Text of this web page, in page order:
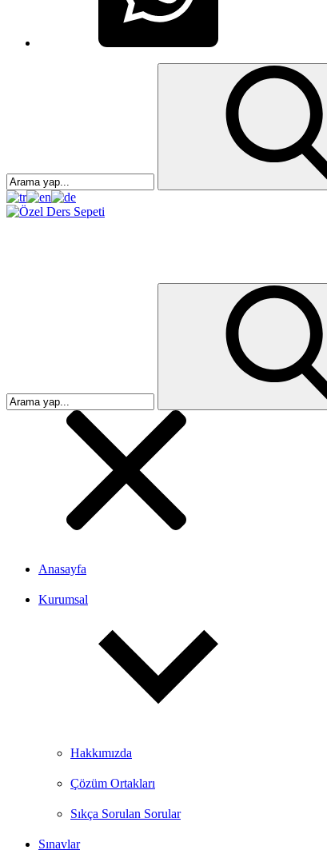
Anasayfa
Kurumsal
Hakkımızda
Çözüm Ortakları
Sıkça Sorulan Sorular
Sınavlar